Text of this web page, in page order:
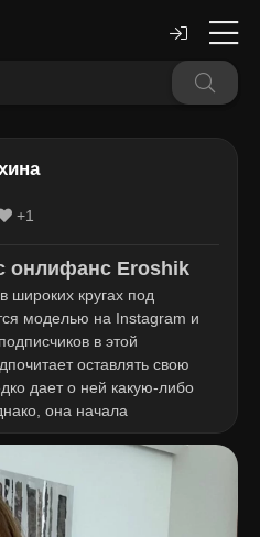
+1
онлифанс Eroshik
широких кругах под
моделью на Instagram и
в этой
оставлять свою
дает о ней какую-либо
она начала
молодым человеком, что
отношениях.
всему миру, что можно
Ее аудитория в
подписчиков, и она